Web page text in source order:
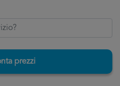
prezzi